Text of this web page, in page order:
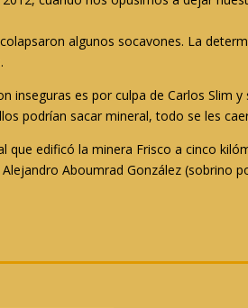
algunos socavones. La
es por culpa de Carlos Slim y
podrían sacar mineral, todo se les
que edificó la minera Frisco a cinco
Aboumrad González (sobrino